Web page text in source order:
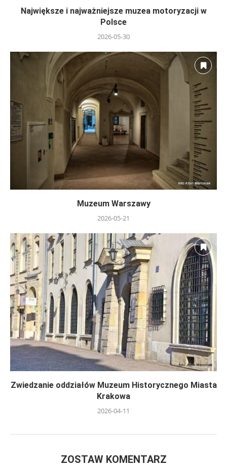
Największe i najważniejsze muzea motoryzacji w
Polsce
2026-05-30
Muzeum Warszawy
2026-05-21
Zwiedzanie oddziałów Muzeum Historycznego Miasta
Krakowa
2026-04-11
ZOSTAW KOMENTARZ